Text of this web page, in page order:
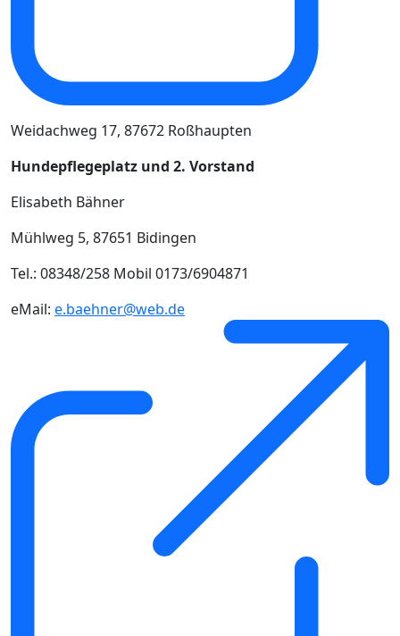
Weidachweg 17, 87672 Roßhaupten
Hundepflegeplatz und 2. Vorstand
Elisabeth Bähner
Mühlweg 5, 87651 Bidingen
Tel.: 08348/258 Mobil 0173/6904871
eMail: e.baehner@web.de